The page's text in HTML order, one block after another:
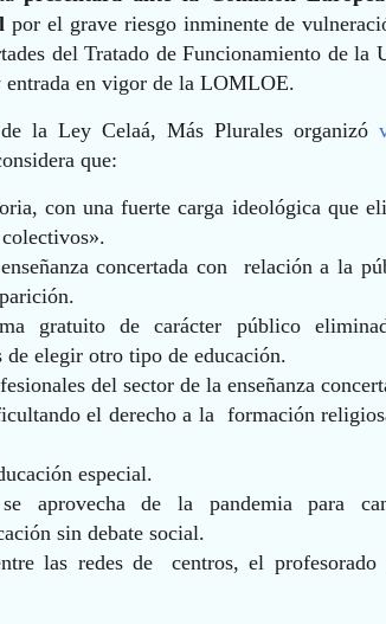
por el grave riesgo inminente de
del Tratado de Funcionamiento de la
entrada en vigor de la LOMLOE.
la Ley Celaá, Más Plurales organizó
que:
con una fuerte carga ideológica que
concertada con relación a la
gratuito de carácter público
elegir otro tipo de educación.
del sector de la enseñanza
el derecho a la formación
especial.
aprovecha de la pandemia para
sin debate social.
las redes de centros, el profesorado